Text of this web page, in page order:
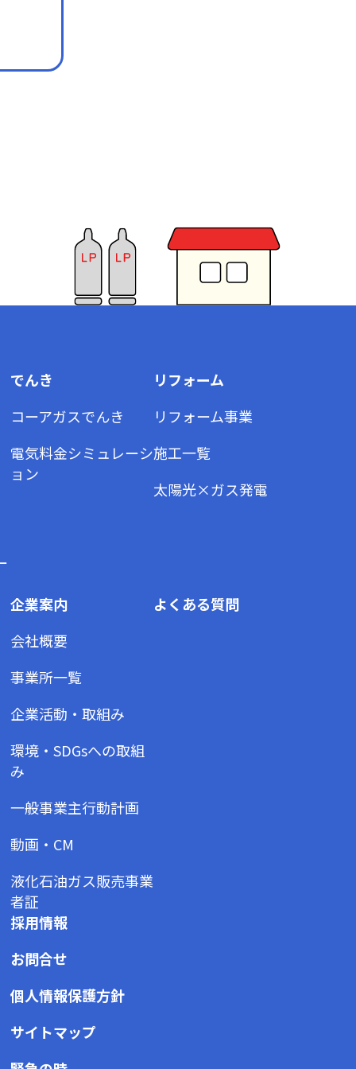
でんき
コーアガスでんき
電気料金シミュレーシ
ョン
リフォーム
リフォーム事業
施工一覧
太陽光×ガス発電
企業案内
会社概要
事業所一覧
企業活動・取組み
環境・SDGsへの取組
み
一般事業主行動計画
動画・CM
液化石油ガス販売事業
者証
よくある質問
採用情報
お問合せ
個人情報保護方針
サイトマップ